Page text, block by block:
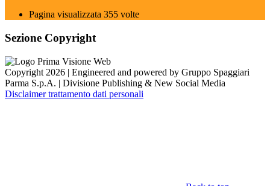
Pagina visualizzata 355 volte
Sezione Copyright
Copyright 2026 | Engineered and powered by Gruppo Spaggiari
Parma S.p.A. | Divisione Publishing & New Social Media
Disclaimer trattamento dati personali